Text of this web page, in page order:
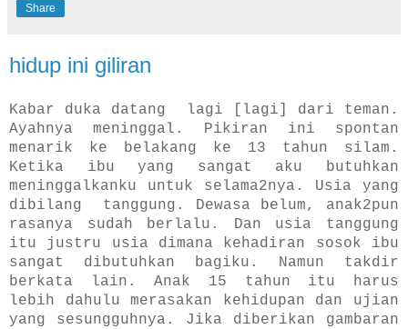
Share
hidup ini giliran
Kabar duka datang lagi [lagi] dari teman.
Ayahnya meninggal. Pikiran ini spontan
menarik ke belakang ke 13 tahun silam.
Ketika ibu yang sangat aku butuhkan
meninggalkanku untuk selama2nya. Usia yang
dibilang tanggung. Dewasa belum, anak2pun
rasanya sudah berlalu. Dan usia tanggung
itu justru usia dimana kehadiran sosok ibu
sangat dibutuhkan bagiku. Namun takdir
berkata lain. Anak 15 tahun itu harus
lebih dahulu merasakan kehidupan dan ujian
yang sesungguhnya. Jika diberikan gambaran